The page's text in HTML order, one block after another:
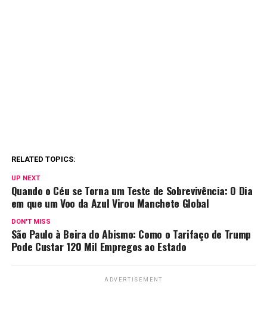
RELATED TOPICS:
UP NEXT
Quando o Céu se Torna um Teste de Sobrevivência: O Dia
em que um Voo da Azul Virou Manchete Global
DON'T MISS
São Paulo à Beira do Abismo: Como o Tarifaço de Trump
Pode Custar 120 Mil Empregos ao Estado
ADVERTISEMENT